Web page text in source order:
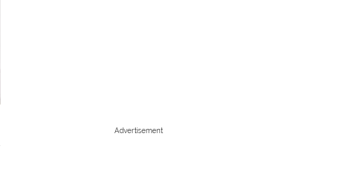
Advertisement